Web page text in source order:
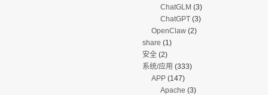
ChatGLM (3)
ChatGPT(3)
OpenClaw(2)
share (1)
安全(2)
系统/应用 (333)
APP(147)
Apache (3)